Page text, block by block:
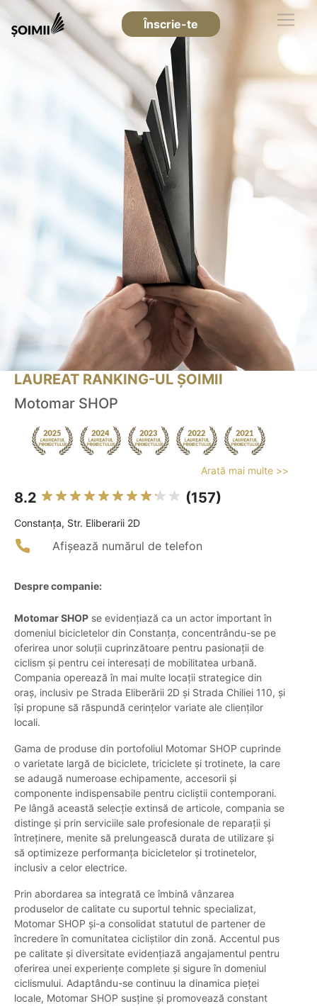
Înscrie-te
LAUREAT RANKING-UL ȘOIMII
Motomar SHOP
Arată mai multe >>
8.2 (157)
Constanţa, Str. Eliberarii 2D
Afișează numărul de telefon
Despre companie:
Motomar SHOP se evidențiază ca un actor important în
domeniul bicicletelor din Constanța, concentrându-se pe
oferirea unor soluții cuprinzătoare pentru pasionații de
ciclism și pentru cei interesați de mobilitatea urbană.
Compania operează în mai multe locații strategice din
oraș, inclusiv pe Strada Eliberării 2D și Strada Chiliei 110, și
își propune să răspundă cerințelor variate ale clienților
locali.
Gama de produse din portofoliul Motomar SHOP cuprinde
o varietate largă de biciclete, triciclete și trotinete, la care
se adaugă numeroase echipamente, accesorii și
componente indispensabile pentru cicliștii contemporani.
Pe lângă această selecție extinsă de articole, compania se
distinge și prin serviciile sale profesionale de reparații și
întreținere, menite să prelungească durata de utilizare și
să optimizeze performanța bicicletelor și trotinetelor,
inclusiv a celor electrice.
Prin abordarea sa integrată ce îmbină vânzarea
produselor de calitate cu suportul tehnic specializat,
Motomar SHOP și-a consolidat statutul de partener de
încredere în comunitatea cicliștilor din zonă. Accentul pus
pe calitate și diversitate evidențiază angajamentul pentru
oferirea unei experiențe complete și sigure în domeniul
ciclismului. Adaptându-se continuu la dinamica pieței
locale, Motomar SHOP susține și promovează constant